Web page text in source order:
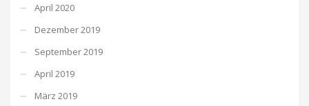
April 2020
Dezember 2019
September 2019
April 2019
März 2019